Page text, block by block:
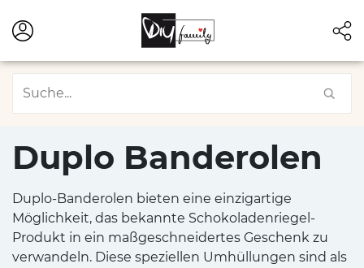
Duplo Banderolen
Duplo-Banderolen bieten eine einzigartige
Möglichkeit, das bekannte Schokoladenriegel-
Produkt in ein maßgeschneidertes Geschenk zu
verwandeln. Diese speziellen Umhüllungen sind als